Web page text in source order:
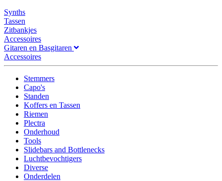
Synths
Tassen
Zitbankjes
Accessoires
Gitaren en Basgitaren
Accessoires
Stemmers
Capo's
Standen
Koffers en Tassen
Riemen
Plectra
Onderhoud
Tools
Slidebars and Bottlenecks
Luchtbevochtigers
Diverse
Onderdelen